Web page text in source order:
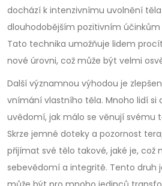
dochází k intenzivnímu uvolnění
dlouhodobějším pozitivním
Tato technika umožňuje lidem
nové úrovni, což může být velmi
Další významnou výhodou je
vnímání vlastního těla. Mnoho lidí si
uvědomí, jak málo se věnují svému
Skrze jemné doteky a pozornost
přijímat své tělo takové, jaké je, což
sebevědomí a integritě. Tento druh